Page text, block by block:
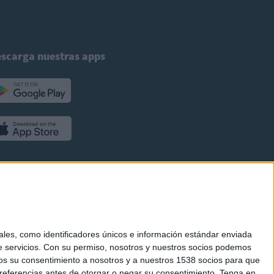
como identificadores únicos e información estándar enviada
servicios. Con su permiso, nosotros y nuestros socios podemos
su consentimiento a nosotros y a nuestros 1538 socios para que
nuestras apps